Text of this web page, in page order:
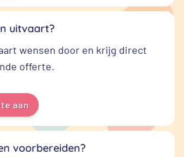
uitvaart?
wensen door en krijg direct
offerte.
aan
voorbereiden?